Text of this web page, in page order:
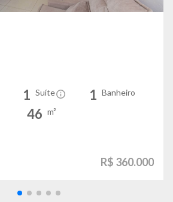
1 Suíte 1 Banheiro
46 m²
R$ 360.000